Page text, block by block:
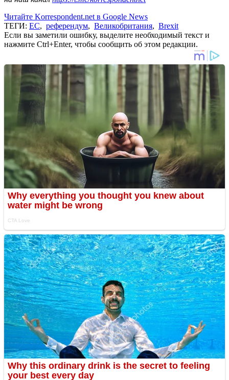
Читайте Korrespondent.net в Google News
ТЕГИ: ЕС, референдум, Великобритания, Brexit
Если вы заметили ошибку, выделите необходимый текст и
нажмите Ctrl+Enter, чтобы сообщить об этом редакции.